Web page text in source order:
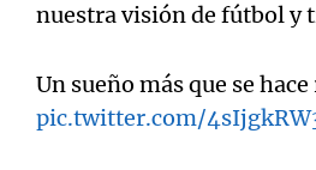
nuestra visión de fútbol y
Un sueño más que se
pic.twitter.com/